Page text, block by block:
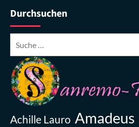
Durchsuchen
Achille Lauro Amadeus